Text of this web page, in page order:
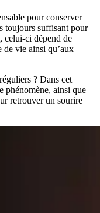
pour conserver
toujours suffisant pour
celui-ci dépend de
de vie ainsi qu’aux
? Dans cet
phénomène, ainsi que
retrouver un sourire